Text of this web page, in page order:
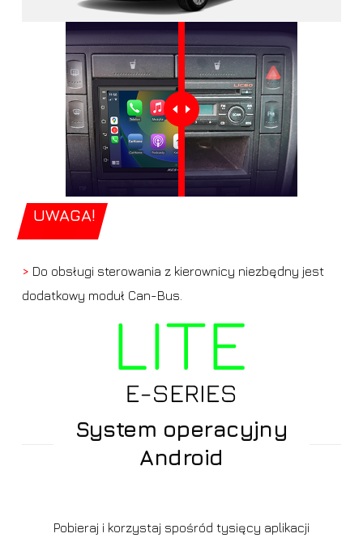
UWAGA!
> Do obsługi sterowania z kierownicy niezbędny jest
dodatkowy moduł Can-Bus.
System operacyjny
Android
Pobieraj i korzystaj spośród tysięcy aplikacji